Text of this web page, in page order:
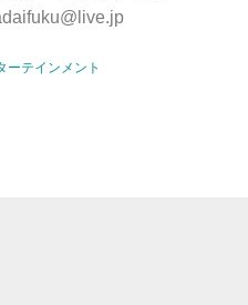
ーテインメント